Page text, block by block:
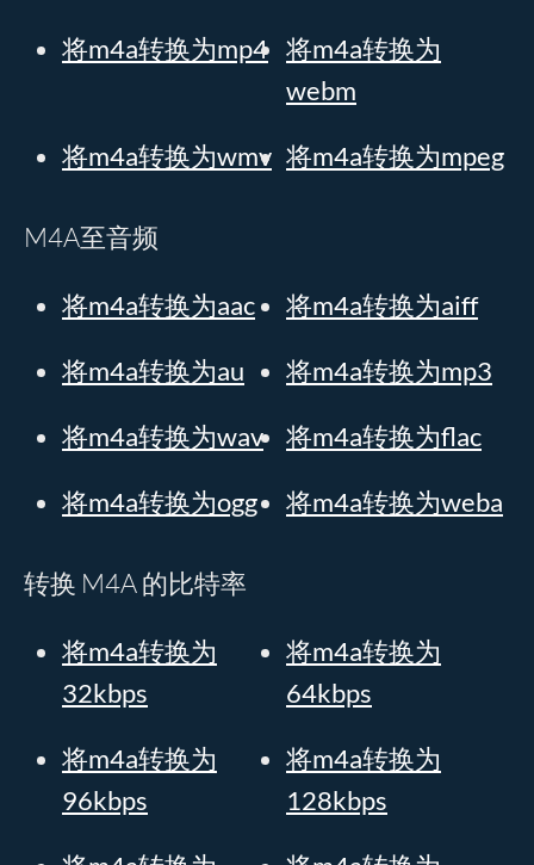
将m4a转换为mp4 将m4a转换为
webm
将m4a转换为wmv 将m4a转换为mpeg
M4A至音频
将m4a转换为aac 将m4a转换为aiff
将m4a转换为au 将m4a转换为mp3
将m4a转换为wav 将m4a转换为flac
将m4a转换为ogg 将m4a转换为weba
转换 M4A 的比特率
将m4a转换为
32kbps
将m4a转换为
64kbps
将m4a转换为
96kbps
将m4a转换为
128kbps